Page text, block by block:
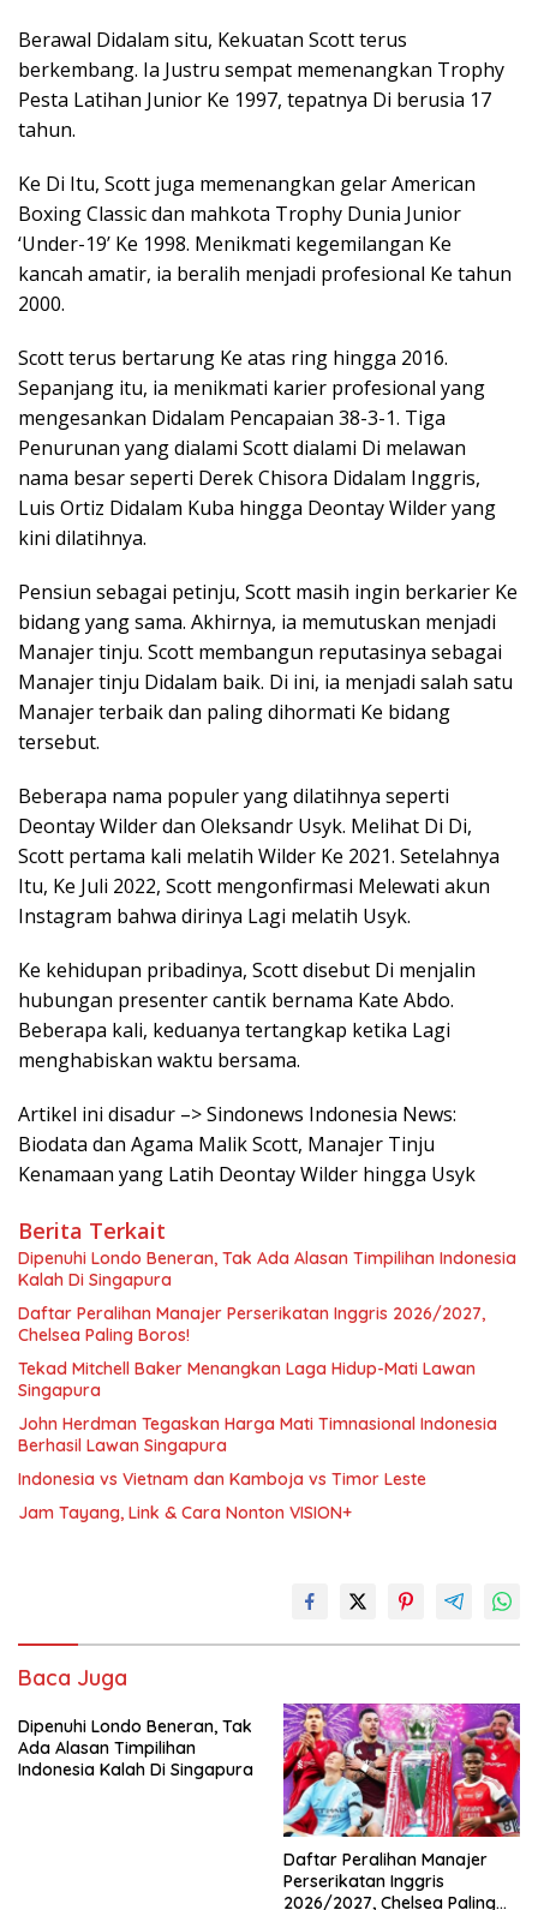
Berawal Didalam situ, Kekuatan Scott terus
berkembang. Ia Justru sempat memenangkan Trophy
Pesta Latihan Junior Ke 1997, tepatnya Di berusia 17
tahun.
Ke Di Itu, Scott juga memenangkan gelar American
Boxing Classic dan mahkota Trophy Dunia Junior
‘Under-19’ Ke 1998. Menikmati kegemilangan Ke
kancah amatir, ia beralih menjadi profesional Ke tahun
2000.
Scott terus bertarung Ke atas ring hingga 2016.
Sepanjang itu, ia menikmati karier profesional yang
mengesankan Didalam Pencapaian 38-3-1. Tiga
Penurunan yang dialami Scott dialami Di melawan
nama besar seperti Derek Chisora Didalam Inggris,
Luis Ortiz Didalam Kuba hingga Deontay Wilder yang
kini dilatihnya.
Pensiun sebagai petinju, Scott masih ingin berkarier Ke
bidang yang sama. Akhirnya, ia memutuskan menjadi
Manajer tinju. Scott membangun reputasinya sebagai
Manajer tinju Didalam baik. Di ini, ia menjadi salah satu
Manajer terbaik dan paling dihormati Ke bidang
tersebut.
Beberapa nama populer yang dilatihnya seperti
Deontay Wilder dan Oleksandr Usyk. Melihat Di Di,
Scott pertama kali melatih Wilder Ke 2021. Setelahnya
Itu, Ke Juli 2022, Scott mengonfirmasi Melewati akun
Instagram bahwa dirinya Lagi melatih Usyk.
Ke kehidupan pribadinya, Scott disebut Di menjalin
hubungan presenter cantik bernama Kate Abdo.
Beberapa kali, keduanya tertangkap ketika Lagi
menghabiskan waktu bersama.
Artikel ini disadur –> Sindonews Indonesia News:
Biodata dan Agama Malik Scott, Manajer Tinju
Kenamaan yang Latih Deontay Wilder hingga Usyk
Berita Terkait
Dipenuhi Londo Beneran, Tak Ada Alasan Timpilihan Indonesia
Kalah Di Singapura
Daftar Peralihan Manajer Perserikatan Inggris 2026/2027,
Chelsea Paling Boros!
Tekad Mitchell Baker Menangkan Laga Hidup-Mati Lawan
Singapura
John Herdman Tegaskan Harga Mati Timnasional Indonesia
Berhasil Lawan Singapura
Indonesia vs Vietnam dan Kamboja vs Timor Leste
Jam Tayang, Link & Cara Nonton VISION+
Baca Juga
Dipenuhi Londo Beneran, Tak
Ada Alasan Timpilihan
Indonesia Kalah Di Singapura
Daftar Peralihan Manajer
Perserikatan Inggris
2026/2027, Chelsea Paling